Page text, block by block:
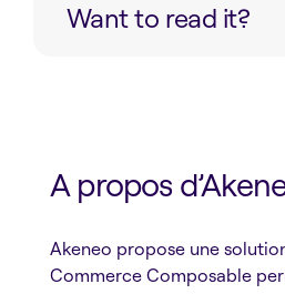
Want to read it?
A propos
Akeneo propose une
Commerce Composable